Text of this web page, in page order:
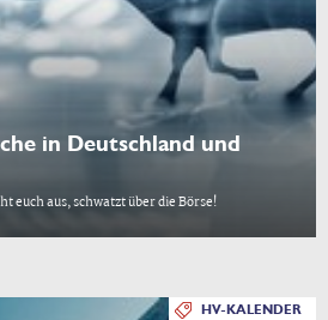
in Deutschland und
euch aus, schwatzt über die Börse!
HV-KALENDER